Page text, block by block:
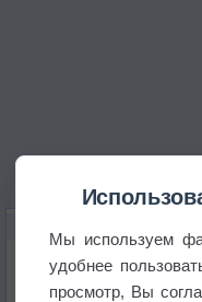
Температура
Давление
Мы используем
удобнее
просмотр, Вы